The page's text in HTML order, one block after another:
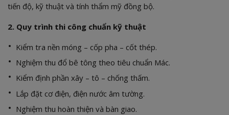
tiến độ, kỹ thuật và tính thẩm mỹ đồng bộ.
2. Quy trình thi công chuẩn kỹ thuật
Kiểm tra nền móng – cốp pha – cốt thép.
Nghiệm thu đổ bê tông theo tiêu chuẩn Mác.
Kiểm định phần xây – tô – chống thấm.
Lắp đặt cơ điện, điện nước âm tường.
Nghiệm thu hoàn thiện và bàn giao.